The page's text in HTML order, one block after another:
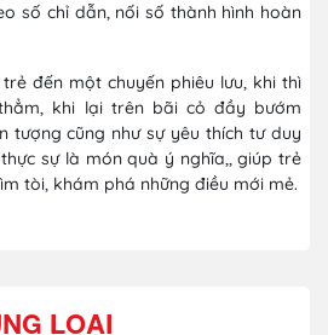
số chỉ dẫn, nối số thành hình hoàn
đến một chuyến phiêu lưu, khi thì
khi lại trên bãi cỏ đầy bướm
tượng cũng như sự yêu thích tư duy
sự là món quà ý nghĩa,, giúp trẻ
tòi, khám phá những điều mới mẻ.
LOẠI